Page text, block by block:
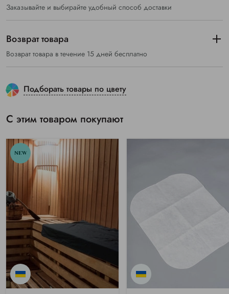
Заказывайте и выбирайте удобный способ доставки
Возврат товара
Возврат товара в течение 15 дней бесплатно
Подборать товары по цвету
С этим товаром покупают
NEW